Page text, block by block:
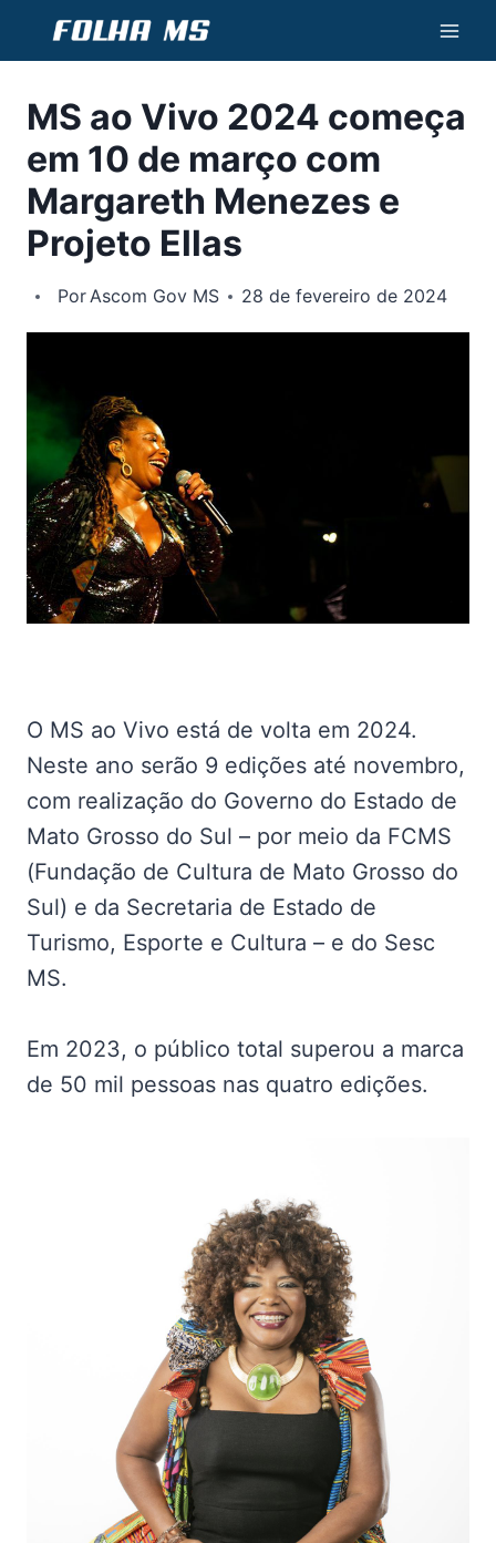
Conteúdo
MS ao Vivo 2024 começa
em 10 de março com
Margareth Menezes e
Projeto Ellas
PorAscom Gov MS 28 de fevereiro de 2024
O MS ao Vivo está de volta em 2024.
Neste ano serão 9 edições até novembro,
com realização do Governo do Estado de
Mato Grosso do Sul – por meio da FCMS
(Fundação de Cultura de Mato Grosso do
Sul) e da Secretaria de Estado de
Turismo, Esporte e Cultura – e do Sesc
MS.
Em 2023, o público total superou a marca
de 50 mil pessoas nas quatro edições.